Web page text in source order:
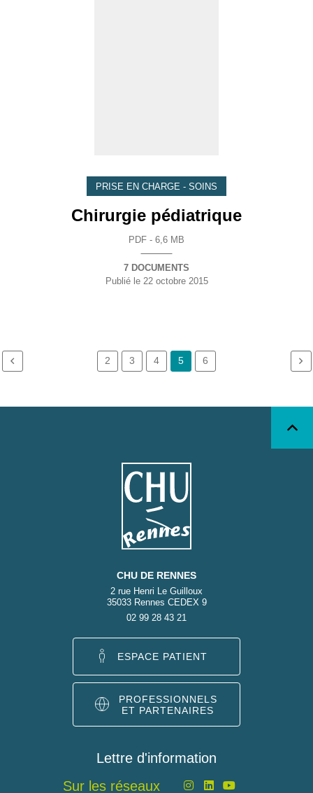
PRISE EN CHARGE - SOINS
Chirurgie pédiatrique
PDF - 6,6 MB
7 DOCUMENTS
Publié le22 octobre 2015
2 3 4 5 6
CHU DE RENNES
2 rue Henri Le Guilloux
35033 Rennes CEDEX 9
02 99 28 43 21
ESPACE PATIENT
PROFESSIONNELS
ET PARTENAIRES
Lettre d'information
Sur les réseaux